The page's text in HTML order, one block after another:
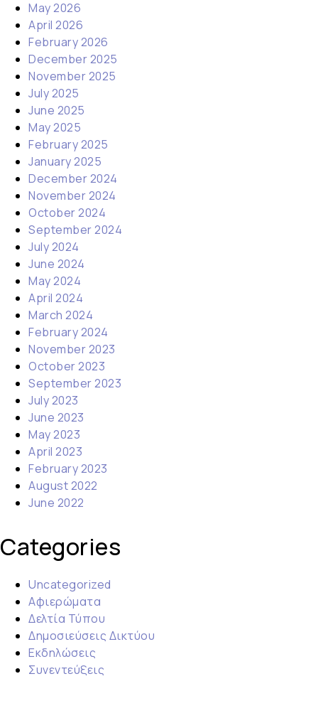
May 2026
April 2026
February 2026
December 2025
November 2025
July 2025
June 2025
May 2025
February 2025
January 2025
December 2024
November 2024
October 2024
September 2024
July 2024
June 2024
May 2024
April 2024
March 2024
February 2024
November 2023
October 2023
September 2023
July 2023
June 2023
May 2023
April 2023
February 2023
August 2022
June 2022
Categories
Uncategorized
Αφιερώματα
Δελτία Τύπου
Δημοσιεύσεις Δικτύου
Εκδηλώσεις
Συνεντεύξεις